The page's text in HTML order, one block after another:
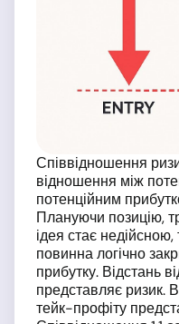
Співвідношення
відношення між
потенційним
Плануючи позицію,
ідея стає недійсною,
повинна логічно
прибутку. Відстань
представляє ризик.
тейк-профіту